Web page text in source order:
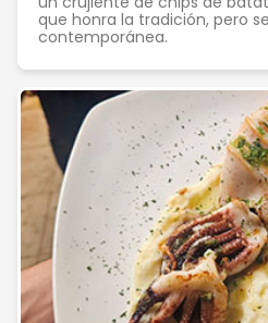
que honra la tradición, pero
contemporánea.